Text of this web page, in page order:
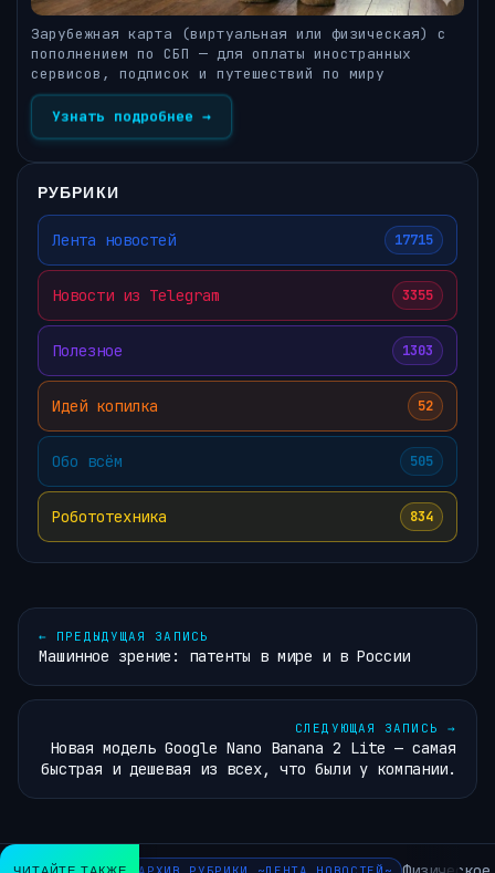
Зарубежная карта (виртуальная или физическая) с
пополнением по СБП — для оплаты иностранных
сервисов, подписок и путешествий по миру
Узнать подробнее →
РУБРИКИ
Лента новостей 17715
Новости из Telegram 3355
Полезное 1303
Идей копилка 52
Обо всём 505
Робототехника 834
← ПРЕДЫДУЩАЯ ЗАПИСЬ
Машинное зрение: патенты в мире и в России
СЛЕДУЮЩАЯ ЗАПИСЬ →
Новая модель Google Nano Banana 2 Lite — самая
быстрая и дешевая из всех, что были у компании.